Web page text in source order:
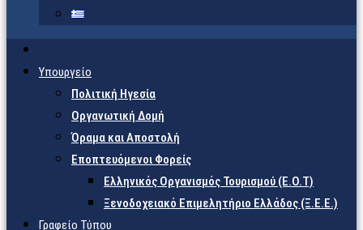
Υπουργείο
Πολιτική Ηγεσία
Οργανωτική Δομή
Όραμα και Αποστολή
Εποπτευόμενοι Φορείς
Eλληνικός Οργανισμός Τουρισμού (Ε.Ο.Τ)
Ξενοδοχειακό Επιμελητήριο Ελλάδος (Ξ.Ε.Ε.)
Γραφείο Τύπου